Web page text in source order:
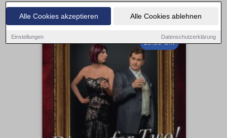
Alle Cookies akzeptieren Alle Cookies ablehnen
Einstellungen Datenschutzerklärung
19:30 Uhr